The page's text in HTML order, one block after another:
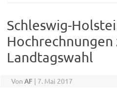
Schleswig-
Hochrechnungen
Landtagswahl
Von AF | 7. Mai 2017